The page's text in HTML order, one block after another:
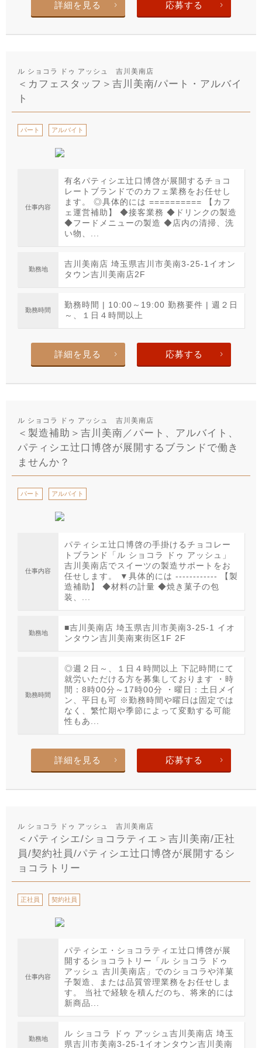
詳細を見る 応募する
ル ショコラ ドゥ アッシュ 吉川美南店
＜カフェスタッフ＞吉川美南/パート・アルバイ
ト
パート アルバイト
仕事内容
有名パティシエ辻口博啓が展開するチョコ
レートブランドでのカフェ業務をお任せし
ます。 ◎具体的には ========== 【カフ
ェ運営補助】 ◆接客業務 ◆ドリンクの製造
◆フードメニューの製造 ◆店内の清掃、洗
い物、...
勤務地
吉川美南店 埼玉県吉川市美南3-25-1イオン
タウン吉川美南店2F
勤務時間
勤務時間 | 10:00～19:00 勤務要件 | 週２日
～、１日４時間以上
詳細を見る 応募する
ル ショコラ ドゥ アッシュ 吉川美南店
＜製造補助＞吉川美南／パート、アルバイト、
パティシエ辻口博啓が展開するブランドで働き
ませんか？
パート アルバイト
仕事内容
パティシエ辻口博啓の手掛けるチョコレー
トブランド「ル ショコラ ドゥ アッシュ」
吉川美南店でスイーツの製造サポートをお
任せします。 ▼具体的には ------------ 【製
造補助】 ◆材料の計量 ◆焼き菓子の包
装、...
勤務地
■吉川美南店 埼玉県吉川市美南3-25-1 イオ
ンタウン吉川美南東街区1F 2F
勤務時間
◎週２日～、１日４時間以上 下記時間にて
就労いただける方を募集しております ・時
間：8時00分～17時00分 ・曜日：土日メイ
ン、平日も可 ※勤務時間や曜日は固定では
なく、繁忙期や季節によって変動する可能
性もあ...
詳細を見る 応募する
ル ショコラ ドゥ アッシュ 吉川美南店
＜パティシエ/ショコラティエ＞吉川美南/正社
員/契約社員/パティシエ辻口博啓が展開するシ
ョコラトリー
正社員 契約社員
仕事内容
パティシエ・ショコラティエ辻口博啓が展
開するショコラトリー「ル ショコラ ドゥ
アッシュ 吉川美南店」でのショコラや洋菓
子製造、または品質管理業務をお任せしま
す。 当社で経験を積んだのち、将来的には
新商品...
勤務地
ル ショコラ ドゥ アッシュ吉川美南店 埼玉
県吉川市美南3-25-1イオンタウン吉川美南